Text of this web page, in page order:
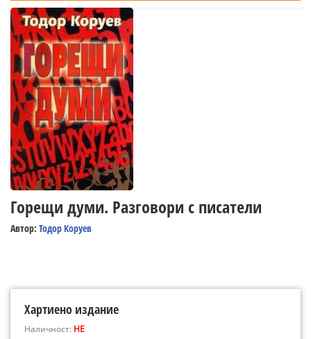
Горещи думи. Разговори с писатели
Автор: Тодор Коруев
Хартиено издание
Наличност: НЕ